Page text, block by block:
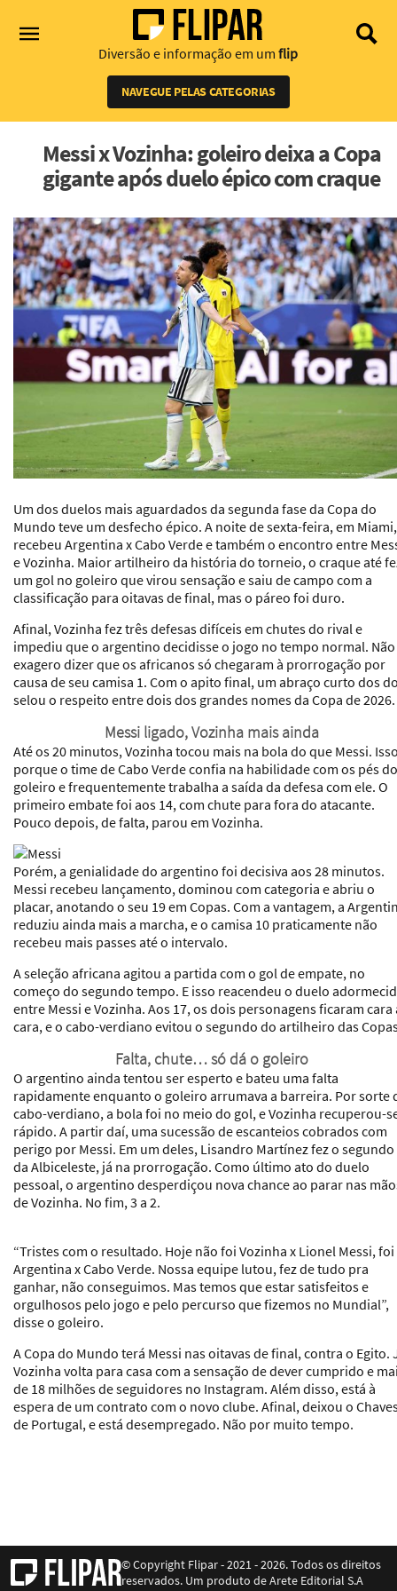
Diversão e informação em um flip
NAVEGUE PELAS CATEGORIAS
Messi x Vozinha: goleiro deixa a Copa
gigante após duelo épico com craque
Um dos duelos mais aguardados da segunda fase da Copa do
Mundo teve um desfecho épico. A noite de sexta-feira, em Miami,
recebeu Argentina x Cabo Verde e também o encontro entre
e Vozinha. Maior artilheiro da história do torneio, o craque até
um gol no goleiro que virou sensação e saiu de campo com a
classificação para oitavas de final, mas o páreo foi duro.
Afinal, Vozinha fez três defesas difíceis em chutes do rival e
impediu que o argentino decidisse o jogo no tempo normal. Não
exagero dizer que os africanos só chegaram à prorrogação por
causa de seu camisa 1. Com o apito final, um abraço curto dos
selou o respeito entre dois dos grandes nomes da Copa de 2026.
Messi ligado, Vozinha mais ainda
Até os 20 minutos, Vozinha tocou mais na bola do que Messi.
porque o time de Cabo Verde confia na habilidade com os pés do
goleiro e frequentemente trabalha a saída da defesa com ele. O
primeiro embate foi aos 14, com chute para fora do atacante.
Pouco depois, de falta, parou em Vozinha.
Porém, a genialidade do argentino foi decisiva aos 28 minutos.
Messi recebeu lançamento, dominou com categoria e abriu o
placar, anotando o seu 19 em Copas. Com a vantagem, a
reduziu ainda mais a marcha, e o camisa 10 praticamente não
recebeu mais passes até o intervalo.
A seleção africana agitou a partida com o gol de empate, no
começo do segundo tempo. E isso reacendeu o duelo
entre Messi e Vozinha. Aos 17, os dois personagens ficaram cara
cara, e o cabo-verdiano evitou o segundo do artilheiro das
Falta, chute… só dá o goleiro
O argentino ainda tentou ser esperto e bateu uma falta
rapidamente enquanto o goleiro arrumava a barreira. Por sorte
cabo-verdiano, a bola foi no meio do gol, e Vozinha recuperou-
rápido. A partir daí, uma sucessão de escanteios cobrados com
perigo por Messi. Em um deles, Lisandro Martínez fez o segundo
da Albiceleste, já na prorrogação. Como último ato do duelo
pessoal, o argentino desperdiçou nova chance ao parar nas
de Vozinha. No fim, 3 a 2.
“Tristes com o resultado. Hoje não foi Vozinha x Lionel Messi, foi
Argentina x Cabo Verde. Nossa equipe lutou, fez de tudo pra
ganhar, não conseguimos. Mas temos que estar satisfeitos e
orgulhosos pelo jogo e pelo percurso que fizemos no Mundial”,
disse o goleiro.
A Copa do Mundo terá Messi nas oitavas de final, contra o Egito.
Vozinha volta para casa com a sensação de dever cumprido e
de 18 milhões de seguidores no Instagram. Além disso, está à
espera de um contrato com o novo clube. Afinal, deixou o
de Portugal, e está desempregado. Não por muito tempo.
© Copyright Flipar - 2021 - 2026. Todos os direitos
reservados. Um produto de Arete Editorial S.A